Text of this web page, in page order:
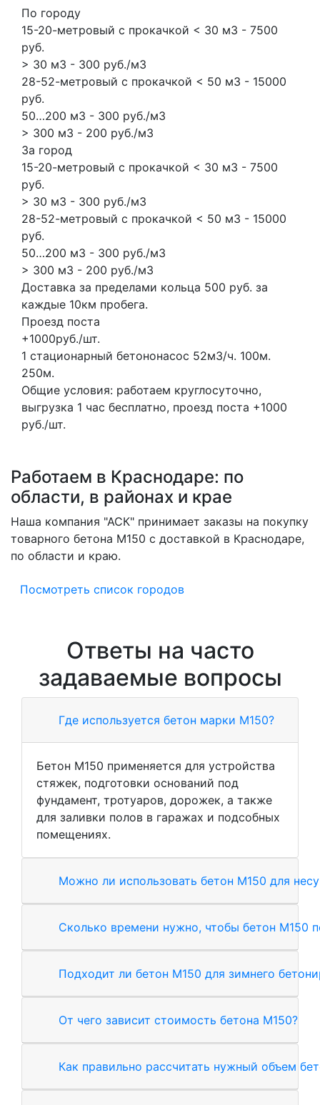
По городу
15-20-метровый с прокачкой < 30 м3 - 7500
руб.
> 30 м3 - 300 руб./м3
28-52-метровый с прокачкой < 50 м3 - 15000
руб.
50…200 м3 - 300 руб./м3
> 300 м3 - 200 руб./м3
За город
15-20-метровый с прокачкой < 30 м3 - 7500
руб.
> 30 м3 - 300 руб./м3
28-52-метровый с прокачкой < 50 м3 - 15000
руб.
50…200 м3 - 300 руб./м3
> 300 м3 - 200 руб./м3
Доставка за пределами кольца 500 руб. за
каждые 10км пробега.
Проезд поста
+1000руб./шт.
1 стационарный бетононасос 52м3/ч. 100м.
250м.
Общие условия: работаем круглосуточно,
выгрузка 1 час бесплатно, проезд поста +1000
руб./шт.
Работаем в Краснодаре: по
области, в районах и крае
Наша компания "АСК" принимает заказы на покупку
товарного бетона M150 с доставкой в Краснодаре,
по области и краю.
Посмотреть список городов
Ответы на часто
задаваемые вопросы
Где используется бетон марки М150?
Бетон М150 применяется для устройства
стяжек, подготовки оснований под
фундамент, тротуаров, дорожек, а также
для заливки полов в гаражах и подсобных
помещениях.
Можно ли использовать бетон М150 для
Сколько времени нужно, чтобы бетон М150
Подходит ли бетон М150 для зимнего
От чего зависит стоимость бетона М150?
Как правильно рассчитать нужный объем